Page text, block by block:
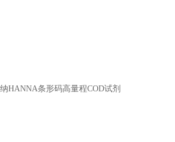
HANNA条形码高量程COD试剂